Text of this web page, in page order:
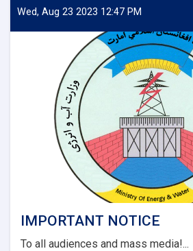
of
Tepa
and
Darzaab
Districts
of
Jawzjan
Province
Project
(Design
Build).
Wed, Aug 23 2023 12:47 PM
IMPORTANT NOTICE
To all audiences and mass media!...